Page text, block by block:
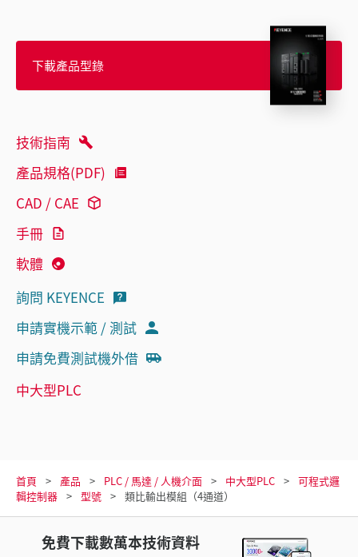
下載產品型錄
技術指南
產品規格(PDF)
CAD / CAE
手冊
軟體
詢問 KEYENCE
申請實機示範 / 測試
申請免費測試機外借
中大型PLC
首頁 產品 PLC / 馬達 / 人機介面 中大型PLC
可程式邏
輯控制器
型號 類比輸出模組（4通道）
免費下載數萬本技術資料